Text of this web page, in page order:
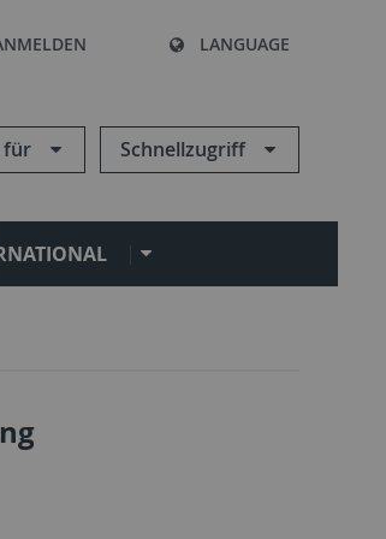
LANGUAGE
für Schnellzugriff